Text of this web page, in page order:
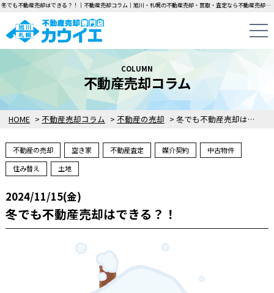
冬でも不動産売却はできる？！｜不動産売却コラム｜旭川・札幌の不動産売却・買取・査定なら不動産売却専門店カウイエにお任せください！中古一戸建て・マンション・土地の即日無料査定・即金買取を行っています！
HOME > 不動産売却コラム > 不動産の売却 > 冬でも不動産売却はできる？！
COLUMN
不動産売却コラム
不動産の売却 空き家 不動産査定 媒介契約
中古物件
住み替え
土地
2024/11/15(金)
冬でも不動産売却はできる？！